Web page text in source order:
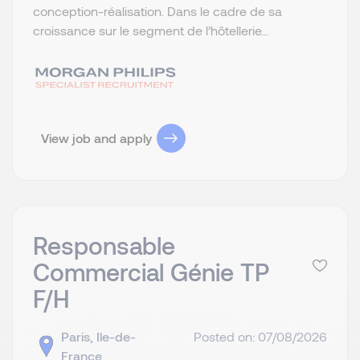
conception-réalisation. Dans le cadre de sa
croissance sur le segment de l’hôtellerie...
View job and apply
Responsable
Commercial Génie TP
F/H
Paris, Ile-de-
France
Posted on: 07/08/2026